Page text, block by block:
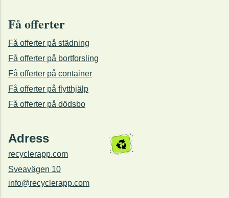
Få offerter
Få offerter på städning
Få offerter på bortforsling
Få offerter på container
Få offerter på flytthjälp
Få offerter på dödsbo
Adress
recyclerapp.com
Sveavägen 10
info@recyclerapp.com